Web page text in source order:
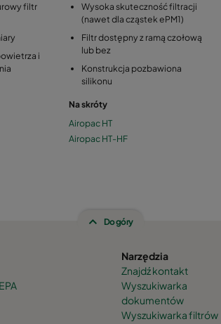
filtr
i
Wysoka skuteczność filtracji
(nawet dla cząstek ePM1)
Filtr dostępny z ramą czołową
lub bez
Konstrukcja pozbawiona
silikonu
Na skróty
Airopac HT
Airopac HT-HF
Do góry
Narzędzia
Znajdź kontakt
Wyszukiwarka
dokumentów
Wyszukiwarka filtrów